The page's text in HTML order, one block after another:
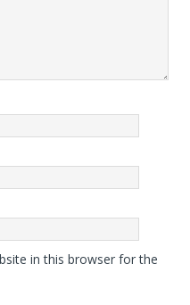
in this browser for the